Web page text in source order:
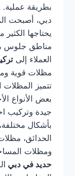
بطريقة عملية.
دبي، أصبحت
يحتاجها الكثير
مناطق جلوس
العملاء إلى
مظلات قوية
تتميز المظلات
بعض الأنواع
جيدة وتركيب
بأشكال
الحدائق،
ومظلات
حديد في دبي